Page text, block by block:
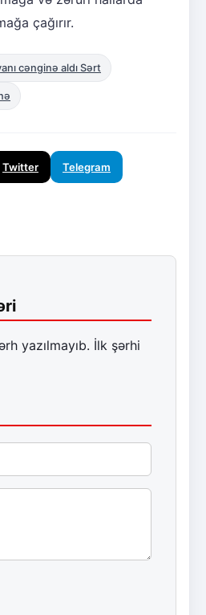
çağırır.
cənginə aldı Sərt
Twitter Telegram
yazılmayıb. İlk şərhi